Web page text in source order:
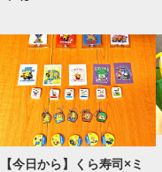
【今日から】くら寿司×ミ